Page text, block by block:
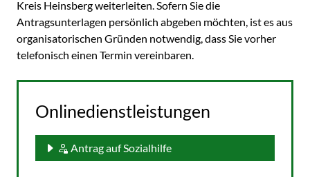
Kreis Heinsberg weiterleiten. Sofern Sie die
Antragsunterlagen persönlich abgeben möchten, ist es aus
organisatorischen Gründen notwendig, dass Sie vorher
telefonisch einen Termin vereinbaren.
Onlinedienstleistungen
Antrag auf Sozialhilfe